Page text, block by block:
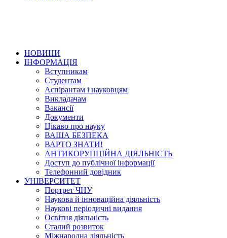
НОВИНИ
ІНФОРМАЦІЯ
Вступникам
Студентам
Аспірантам і науковцям
Викладачам
Вакансії
Документи
Цікаво про науку
ВАША БЕЗПЕКА
ВАРТО ЗНАТИ!
АНТИКОРУПЦІЙНА ДІЯЛЬНІСТЬ
Доступ до публічної інформації
Телефонний довідник
УНІВЕРСИТЕТ
Портрет ЧНУ
Наукова й інноваційна діяльність
Наукові періодичні видання
Освітня діяльність
Сталий розвиток
Міжнародна діяльність